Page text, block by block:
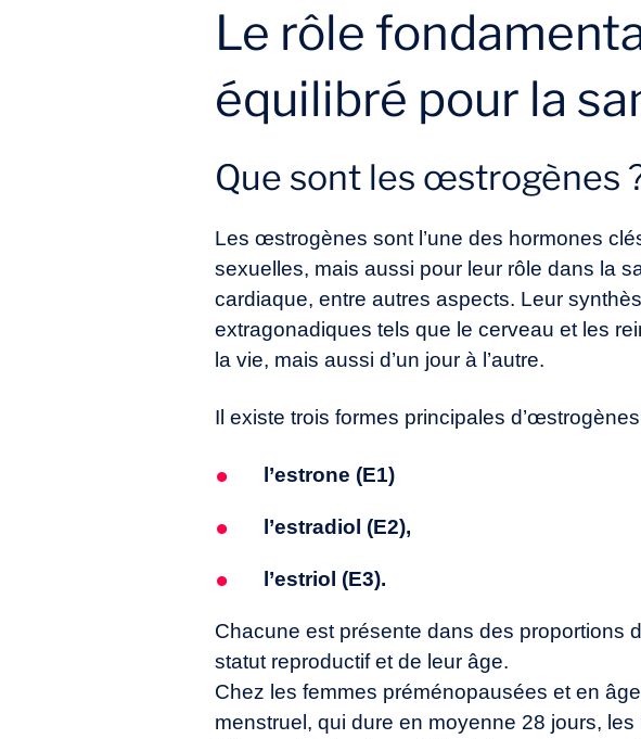
Le rôle
équilibré pour la
Que sont les œstrogènes
Les œstrogènes sont l’une des hormones
sexuelles, mais aussi pour leur rôle dans la
cardiaque, entre autres aspects. Leur
extragonadiques tels que le cerveau et les
la vie, mais aussi d’un jour à l’autre.
Il existe trois formes principales
l’estrone (E1)
l’estradiol (E2),
l’estriol (E3).
Chacune est présente dans des proportions
statut reproductif et de leur âge.
Chez les femmes préménopausées et en
menstruel, qui dure en moyenne 28 jours,